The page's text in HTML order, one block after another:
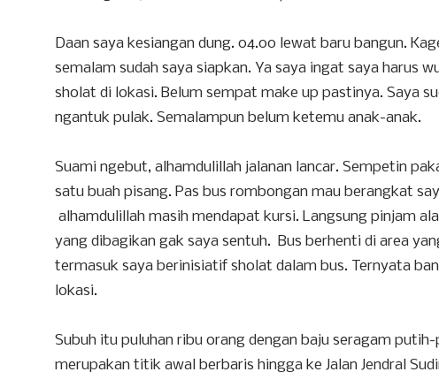
Daan saya kesiangan dung. 04.00 lewat baru bangun.
semalam sudah saya siapkan. Ya saya ingat saya harus
sholat di lokasi. Belum sempat make up pastinya. Saya
ngantuk pulak. Semalampun belum ketemu anak-anak.
Suami ngebut, alhamdulillah jalanan lancar. Sempetin
satu buah pisang. Pas bus rombongan mau berangkat
alhamdulillah masih mendapat kursi. Langsung pinjam
yang dibagikan gak saya sentuh. Bus berhenti di area
termasuk saya berinisiatif sholat dalam bus. Ternyata
lokasi.
Subuh itu puluhan ribu orang dengan baju seragam
merupakan titik awal berbaris hingga ke Jalan Jendral